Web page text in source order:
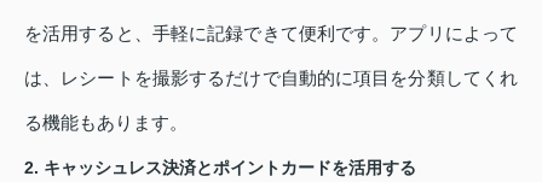
を活用すると、手軽に記録できて便利です。アプリによって
は、レシートを撮影するだけで自動的に項目を分類してくれ
る機能もあります。
2. キャッシュレス決済とポイントカードを活用する